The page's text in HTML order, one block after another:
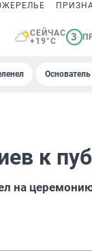
СЕЙЧАС
+19°C
3
к
на